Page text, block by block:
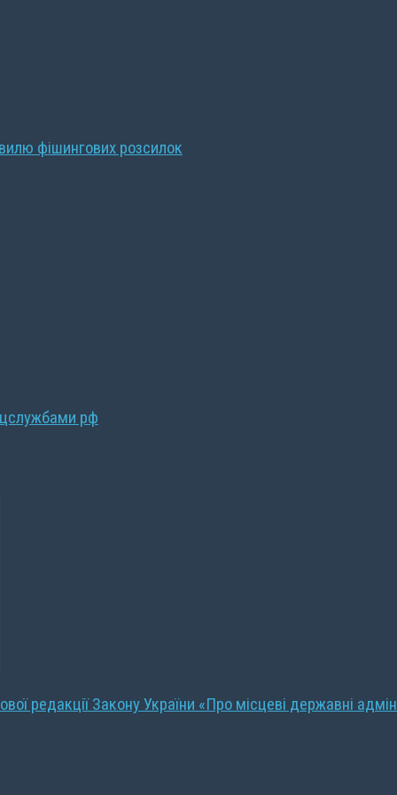
фішингових розсилок
рф
редакції Закону України «Про місцеві державні